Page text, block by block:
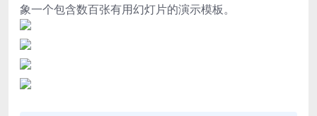
象一个包含数百张有用幻灯片的演示模板。